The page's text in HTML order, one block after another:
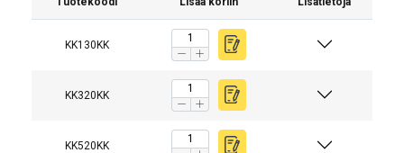
KK130KK
KK320KK
KK520KK